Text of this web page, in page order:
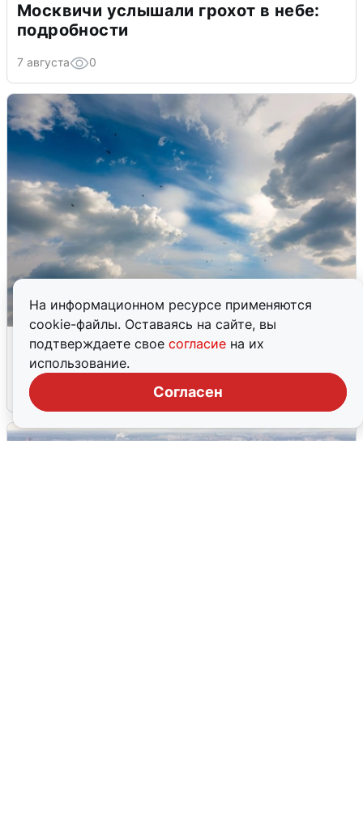
На информационном ресурсе применяются
cookie-файлы. Оставаясь на сайте, вы
подтверждаете свое согласие на их
использование.
Согласен
Москвичи услышали грохот в небе:
подробности
7 августа 0
МЧС ответило на сообщения о
грохоте в Москве
7 августа